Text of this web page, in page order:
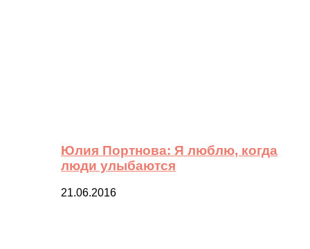
Юлия Портнова: Я люблю, когда
люди улыбаются
21.06.2016